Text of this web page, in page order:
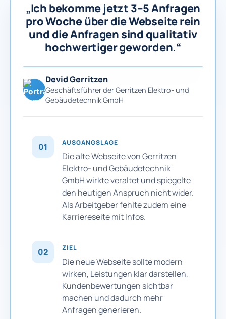
„Ich bekomme jetzt 3–5 Anfragen
pro Woche über die Webseite rein
und die Anfragen sind qualitativ
hochwertiger geworden.“
Devid Gerritzen
Geschäftsführer der Gerritzen Elektro- und
Gebäudetechnik GmbH
01 AUSGANGSLAGE
Die alte Webseite von Gerritzen
Elektro- und Gebäudetechnik
GmbH wirkte veraltet und spiegelte
den heutigen Anspruch nicht wider.
Als Arbeitgeber fehlte zudem eine
Karriereseite mit Infos.
02 ZIEL
Die neue Webseite sollte modern
wirken, Leistungen klar darstellen,
Kundenbewertungen sichtbar
machen und dadurch mehr
Anfragen generieren.